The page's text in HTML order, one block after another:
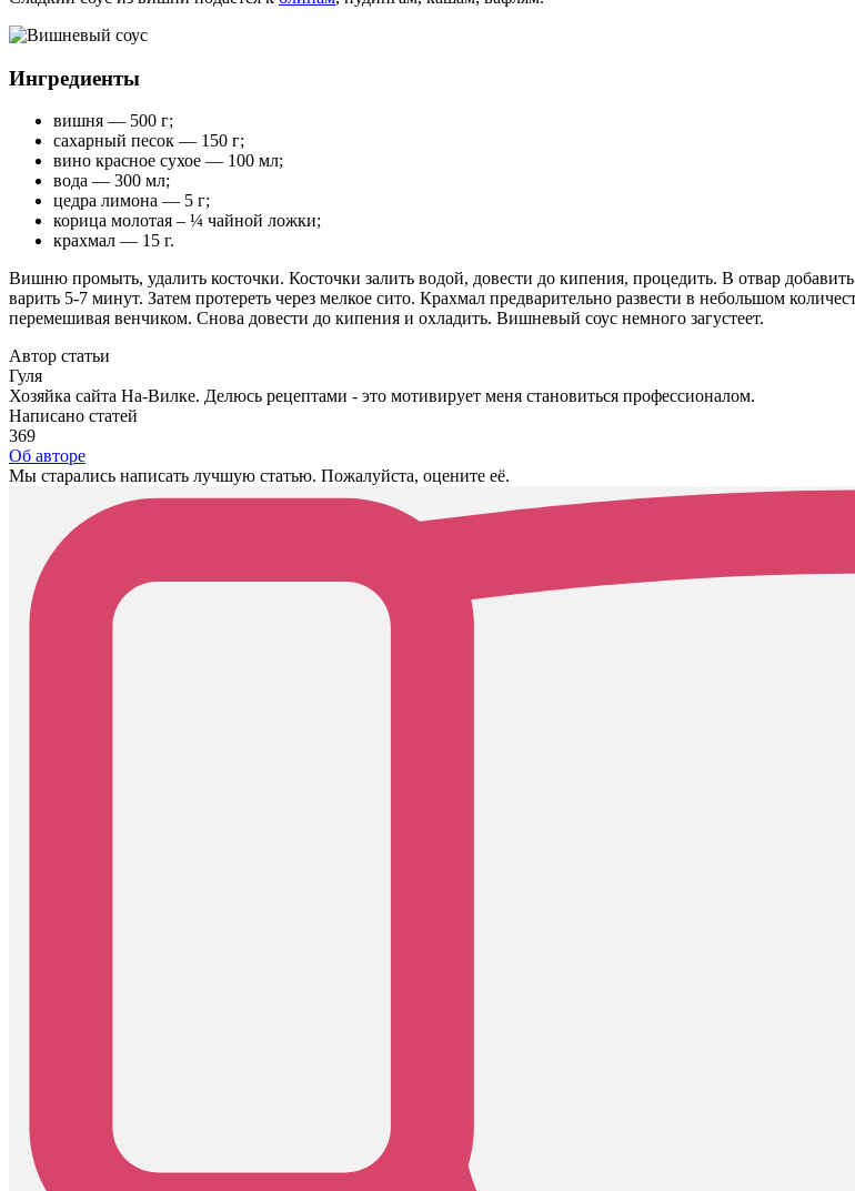
Ингредиенты
вишня — 500 г;
сахарный песок — 150 г;
вино красное сухое — 100 мл;
вода — 300 мл;
цедра лимона — 5 г;
корица молотая – ¼ чайной ложки;
крахмал — 15 г.
Вишню промыть, удалить косточки. Косточки залить водой, довести до кипения, процедить. В отвар
варить 5-7 минут. Затем протереть через мелкое сито. Крахмал предварительно развести в небольшом
перемешивая венчиком. Снова довести до кипения и охладить. Вишневый соус немного загустеет.
Автор статьи
Гуля
Хозяйка сайта На-Вилке. Делюсь рецептами - это мотивирует меня становиться профессионалом.
Написано статей
369
Об авторе
Мы старались написать лучшую статью. Пожалуйста, оцените её.